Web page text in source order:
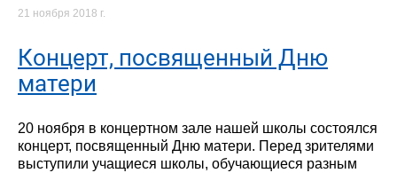
21 ноября 2018 г.
Концерт, посвященный Дню
матери
20 ноября в концертном зале нашей школы состоялся
концерт, посвященный Дню матери. Перед зрителями
выступили учащиеся школы, обучающиеся разным